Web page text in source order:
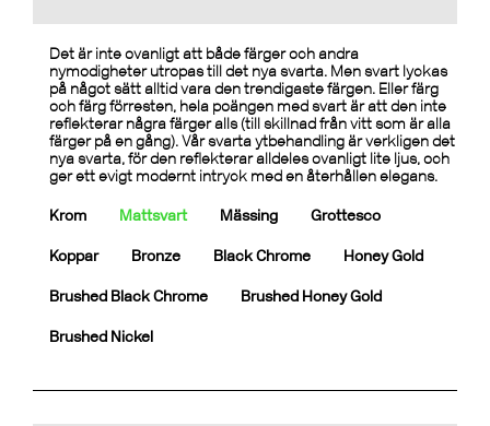
Det är inte ovanligt att både färger och andra
nymodigheter utropas till det nya svarta. Men svart lyckas
på något sätt alltid vara den trendigaste färgen. Eller färg
och färg förresten, hela poängen med svart är att den inte
reflekterar några färger alls (till skillnad från vitt som är alla
färger på en gång). Vår svarta ytbehandling är verkligen det
nya svarta, för den reflekterar alldeles ovanligt lite ljus, och
ger ett evigt modernt intryck med en återhållen elegans.
Krom Mattsvart Mässing Grottesco
Koppar Bronze Black Chrome Honey Gold
Brushed Black Chrome Brushed Honey Gold
Brushed Nickel